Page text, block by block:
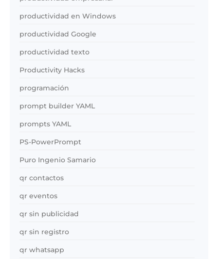
productividad en Windows
productividad Google
productividad texto
Productivity Hacks
programación
prompt builder YAML
prompts YAML
PS-PowerPrompt
Puro Ingenio Samario
qr contactos
qr eventos
qr sin publicidad
qr sin registro
qr whatsapp